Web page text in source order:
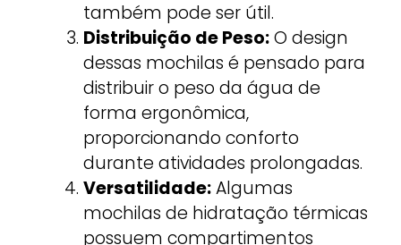
também pode ser útil.
Distribuição de Peso:O design
dessas mochilas é pensado para
distribuir o peso da água de
forma ergonômica,
proporcionando conforto
durante atividades prolongadas.
Versatilidade:Algumas
mochilas de hidratação térmicas
possuem compartimentos